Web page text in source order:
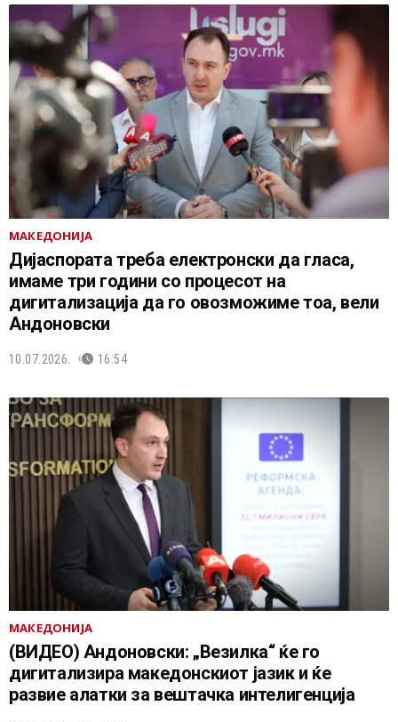
МАКЕДОНИЈА
Дијаспората треба електронски да гласа,
имаме три години со процесот на
дигитализација да го овозможиме тоа, вели
Андоновски
10.07.2026. 16:54
МАКЕДОНИЈА
(ВИДЕО) Андоновски: „Везилка“ ќе го
дигитализира македонскиот јазик и ќе
развие алатки за вештачка интелигенција